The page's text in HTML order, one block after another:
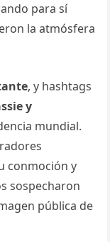
para sí
la atmósfera
, y hashtags
y
mundial.
conmoción y
sospecharon
pública de